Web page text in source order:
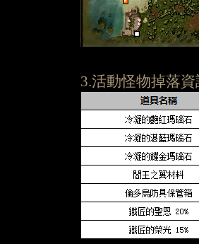
3.活動怪物掉落資